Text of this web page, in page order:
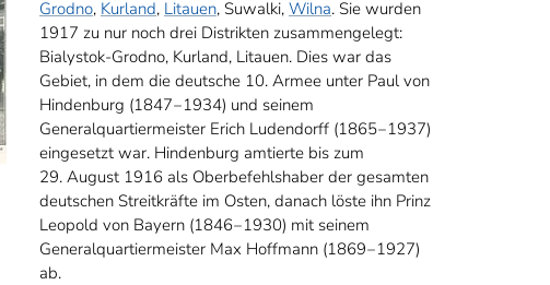
Grodno, Kurland, Litauen, Suwalki, Wilna. Sie wurden
1917 zu nur noch drei Distrikten zusammengelegt:
Bialystok-Grodno, Kurland, Litauen. Dies war das
Gebiet, in dem die deutsche 10. Armee unter Paul von
Hindenburg (1847‒1934) und seinem
Generalquartiermeister Erich Ludendorff (1865‒1937)
eingesetzt war. Hindenburg amtierte bis zum
29. August 1916 als Oberbefehlshaber der gesamten
deutschen Streitkräfte im Osten, danach löste ihn Prinz
Leopold von Bayern (1846‒1930) mit seinem
Generalquartiermeister Max Hoffmann (1869‒1927)
ab.